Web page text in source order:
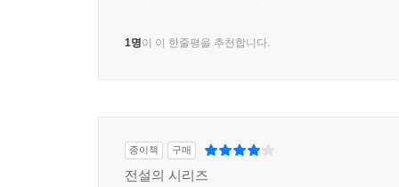
1명이 이 한줄평을 추천합니다.
종이책 구매
전설의 시리즈